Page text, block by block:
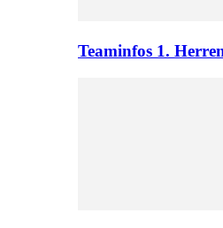
Teaminfos 1.